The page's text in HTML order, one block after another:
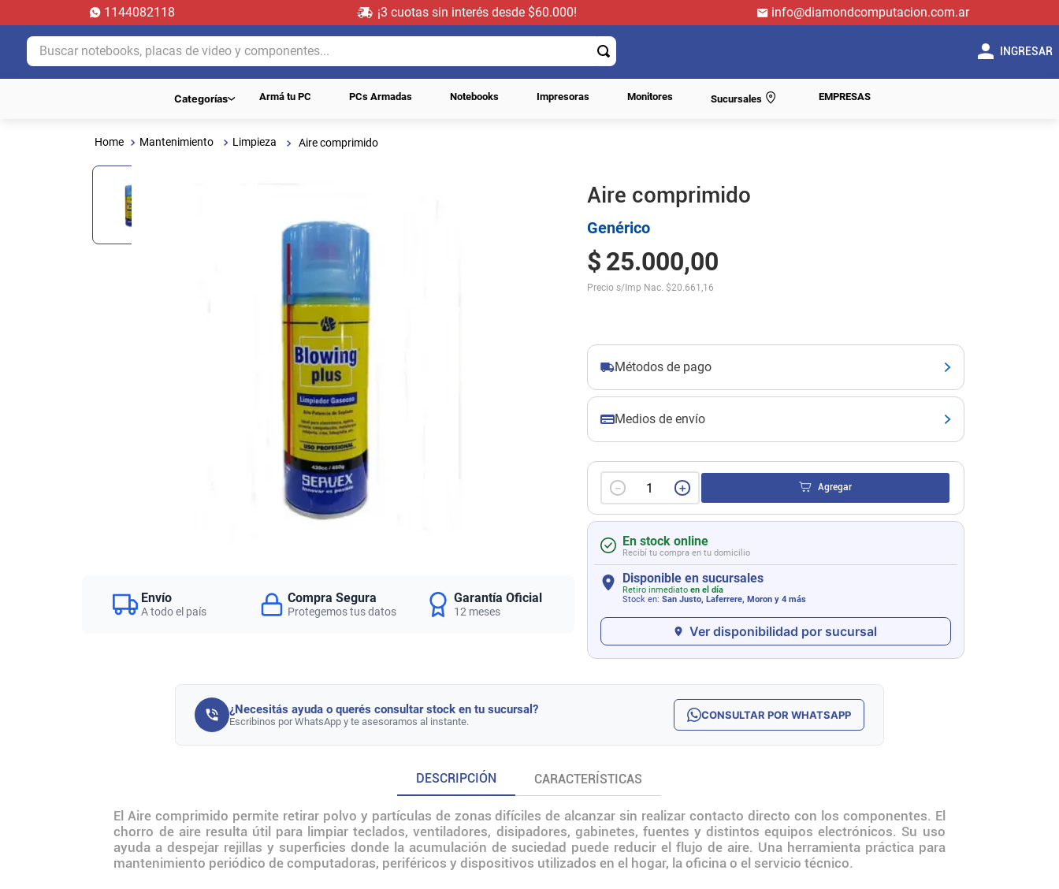
1144082118 ¡3 cuotas sin interés desde $60.000!
info@diamondcomputacion.com.ar
Buscar notebooks, placas de video y componentes...
INGRESAR
Categorías Armá tu PC PCs Armadas Notebooks Impresoras Monitores Sucursales EMPRESAS
Mantenimiento Limpieza Aire comprimido
Envío
A todo el país
Compra Segura
Protegemos tus datos
Garantía Oficial
12 meses
Aire comprimido
Genérico
$ 25.000,00
Precio s/Imp Nac. $20.661,16
Métodos de pago
Medios de envío
＋
－ Agregar
En stock online
Recibí tu compra en tu domicilio
Disponible en sucursales
Retiro inmediato en el día
Stock en: San Justo, Laferrere, Morony 4 más
Ver disponibilidad por sucursal
¿Necesitás ayuda o querés consultar stock en tu sucursal?
Escribinos por WhatsApp y te asesoramos al instante. CONSULTAR POR WHATSAPP
DESCRIPCIÓN CARACTERÍSTICAS
El Aire comprimido permite retirar polvo y partículas de zonas difíciles de alcanzar sin realizar contacto directo con los componentes. El
chorro de aire resulta útil para limpiar teclados, ventiladores, disipadores, gabinetes, fuentes y distintos equipos electrónicos. Su uso
ayuda a despejar rejillas y superficies donde la acumulación de suciedad puede reducir el flujo de aire. Una herramienta práctica para
mantenimiento periódico de computadoras, periféricos y dispositivos utilizados en el hogar, la oficina o el servicio técnico.